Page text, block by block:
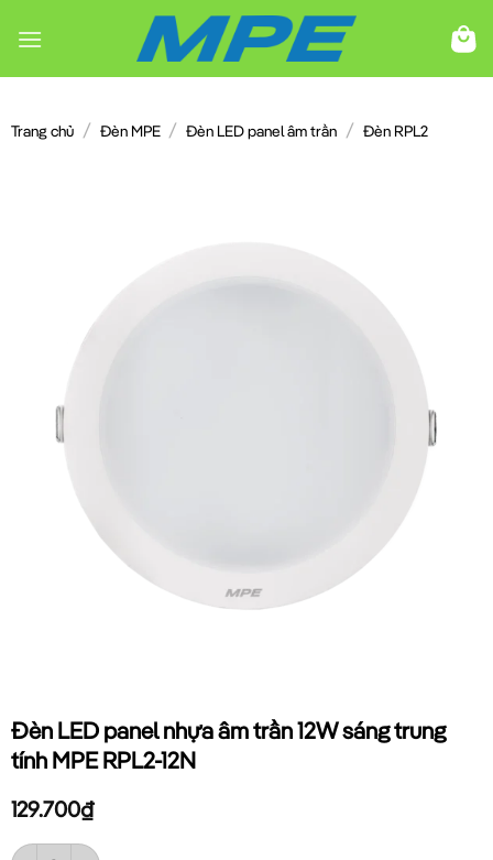
đến
Trang chủ / Đèn MPE / Đèn LED panel âm trần / Đèn RPL2
Đèn LED panel nhựa âm trần 12W sáng trung
tính MPE RPL2-12N
129.700₫
Đèn LED panel nhựa âm trần 12W sáng trung tính MPE RPL2-12N số